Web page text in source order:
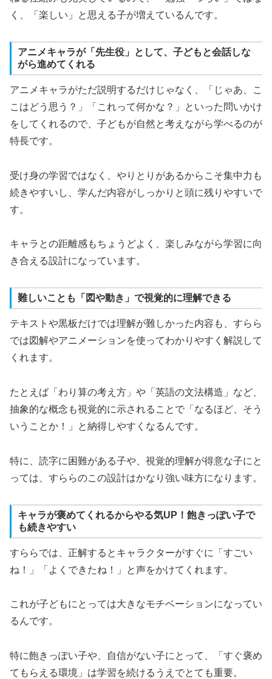
く、「楽しい」と思える子が増えているんです。
アニメキャラが「先生役」として、子どもと会話しな
がら進めてくれる
アニメキャラがただ説明するだけじゃなく、「じゃあ、こ
こはどう思う？」「これって何かな？」といった問いかけ
をしてくれるので、子どもが自然と考えながら学べるのが
特長です。
受け身の学習ではなく、やりとりがあるからこそ集中力も
続きやすいし、学んだ内容がしっかりと頭に残りやすいで
す。
キャラとの距離感もちょうどよく、楽しみながら学習に向
き合える設計になっています。
難しいことも「図や動き」で視覚的に理解できる
テキストや黒板だけでは理解が難しかった内容も、すらら
では図解やアニメーションを使ってわかりやすく解説して
くれます。
たとえば「わり算の考え方」や「英語の文法構造」など、
抽象的な概念も視覚的に示されることで「なるほど、そう
いうことか！」と納得しやすくなるんです。
特に、読字に困難がある子や、視覚的理解が得意な子にと
っては、すららのこの設計はかなり強い味方になります。
キャラが褒めてくれるからやる気UP！飽きっぽい子で
も続きやすい
すららでは、正解するとキャラクターがすぐに「すごい
ね！」「よくできたね！」と声をかけてくれます。
これが子どもにとっては大きなモチベーションになってい
るんです。
特に飽きっぽい子や、自信がない子にとって、「すぐ褒め
てもらえる環境」は学習を続けるうえでとても重要。